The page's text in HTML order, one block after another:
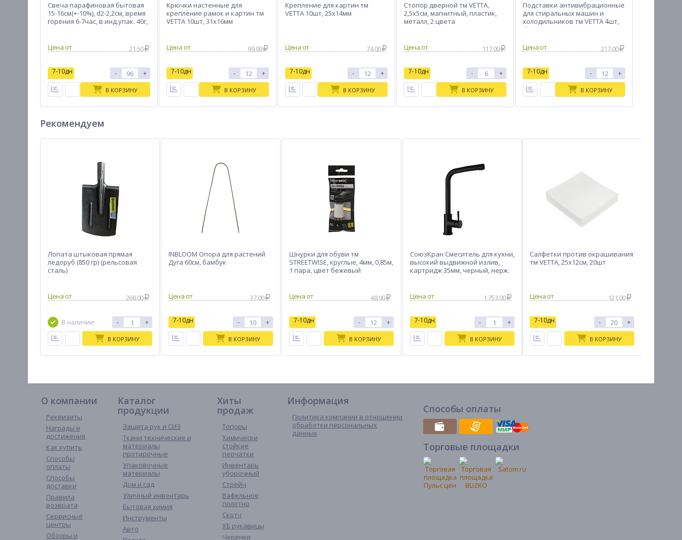
Свеча парафиновая бытовая
15-16см(+-10%), d2-2,2см, время
горения 6-7час, в инд.упак. 40г,
Цена от
21.50
7-10дн - +
В КОРЗИНУ
Крючки настенные для
крепление рамок и картин тм
VETTA 10шт, 31x16мм
Цена от 99.00
7-10дн - +
В КОРЗИНУ
Крепление для картин тм
VETTA 10шт, 25x14мм
Цена от 74.00
7-10дн - +
В КОРЗИНУ
Стопор дверной тм VETTA,
2,5х5см, магнитный, пластик,
металл, 2 цвета
Цена от 117.00
7-10дн - +
В КОРЗИНУ
Подставки антивибрационные
для стиральных машин и
холодильников тм VETTA 4шт,
d45х20мм, резина
Цена от
217.00
7-10дн - +
В КОРЗИНУ
Рекомендуем
Лопата штыковая прямая
ледоруб (850 гр) (рельсовая
сталь)
260.00
В наличии - +
В КОРЗИНУ
INBLOOM Опора для растений
Дуга 60см, бамбук
37.00
7-10дн - +
В КОРЗИНУ
Шнурки для обуви тм
STREETWISE, круглые, 4мм, 0,85м,
1 пара, цвет бежевый
48.00
7-10дн - +
В КОРЗИНУ
СоюзКран Смеситель для кухни,
высокий выдвижной излив,
картридж 35мм, черный, нерж.
1 753.00
7-10дн - +
В КОРЗИНУ
Салфетки против окрашивания
тм VETTA, 25х12см, 20шт
121.00
7-10дн - +
В КОРЗИНУ
О компании
Реквизиты
Награды и
достижения
Как купить
Способы
оплаты
Способы
доставки
Правила
возврата
Сервисные
центры
Обзоры и
Каталог
продукции
Защита рук и СИЗ
Ткани технические и
материалы
протирочные
Упаковочные
материалы
Дом и сад
Уличный инвентарь
Бытовая химия
Инструменты
Авто
Хиты
продаж
Топоры
Химически
стойкие
перчатки
Инвентарь
уборочный
Стрейч
Вафельное
полотно
Скотч
ХБ рукавицы
Черенки
Информация
Политика компании в отношении
обработки персональных
данных
Способы оплаты
Торговые площадки